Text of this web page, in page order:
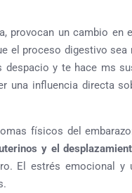
provocan un cambio en
el proceso digestivo
y te hace ms
una influencia directa
físicos del
y el
El estrés emocional y